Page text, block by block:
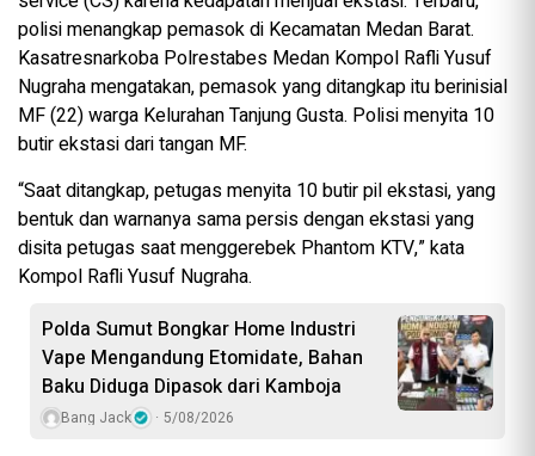
polisi menangkap pemasok di Kecamatan Medan Barat.
Kasatresnarkoba Polrestabes Medan Kompol Rafli Yusuf
Nugraha mengatakan, pemasok yang ditangkap itu berinisial
MF (22) warga Kelurahan Tanjung Gusta. Polisi menyita 10
butir ekstasi dari tangan MF.
“Saat ditangkap, petugas menyita 10 butir pil ekstasi, yang
bentuk dan warnanya sama persis dengan ekstasi yang
disita petugas saat menggerebek Phantom KTV,” kata
Kompol Rafli Yusuf Nugraha.
Polda Sumut Bongkar Home Industri
Vape Mengandung Etomidate, Bahan
Baku Diduga Dipasok dari Kamboja
Bang Jack 5/08/2026